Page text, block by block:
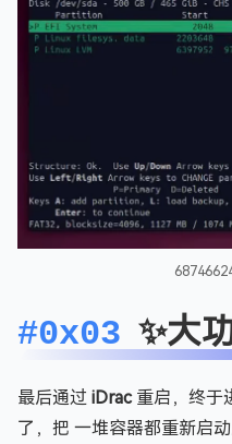
#0x03 ✨大
最后通过 iDrac重启，终于
了，把 一堆容器都重新启动